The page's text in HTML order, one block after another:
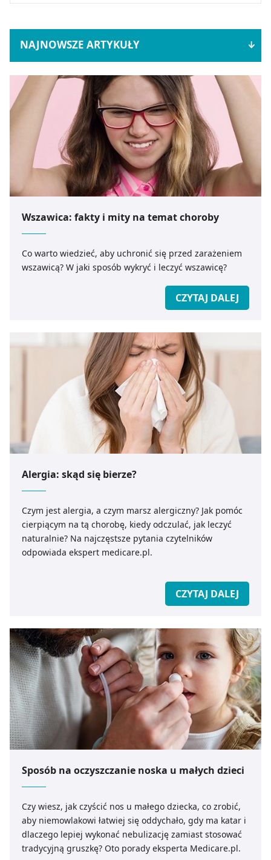
NAJNOWSZE ARTYKUŁY
Wszawica: fakty i mity na temat choroby
Co warto wiedzieć, aby uchronić się przed zarażeniem
wszawicą? W jaki sposób wykryć i leczyć wszawicę?
CZYTAJ DALEJ
Alergia: skąd się bierze?
Czym jest alergia, a czym marsz alergiczny? Jak pomóc
cierpiącym na tą chorobę, kiedy odczulać, jak leczyć
naturalnie? Na najczęstsze pytania czytelników
odpowiada ekspert medicare.pl.
CZYTAJ DALEJ
Sposób na oczyszczanie noska u małych dzieci
Czy wiesz, jak czyścić nos u małego dziecka, co zrobić,
aby niemowlakowi łatwiej się oddychało, gdy ma katar i
dlaczego lepiej wykonać nebulizację zamiast stosować
tradycyjną gruszkę? Oto porady eksperta Medicare.pl.